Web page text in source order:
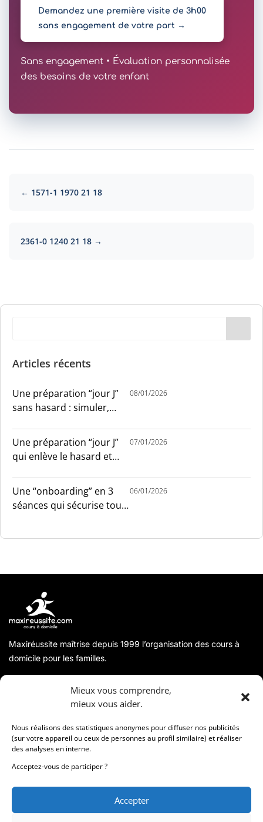
Mieux vous comprendre,
mieux vous aider.
Nous réalisons des statistiques anonymes pour diffuser nos publicités
(sur votre appareil ou ceux de personnes au profil similaire) et réaliser
des analyses en interne.
Acceptez-vous de participer ?
Accepter
Demandez une première visite de 3h00
sans engagement de votre part →
Sans engagement • Évaluation personnalisée
des besoins de votre enfant
← 1571-1 1970 21 18
2361-0 1240 21 18 →
Articles récents
Une préparation “jour J”
sans hasard : simuler,
08/01/2026
Une préparation “jour J”
qui enlève le hasard et
07/01/2026
Une “onboarding” en 3
séances qui sécurise tout
06/01/2026
Maxiréussite maîtrise depuis 1999 l’organisation des cours à
domicile pour les familles.
Coordonnées